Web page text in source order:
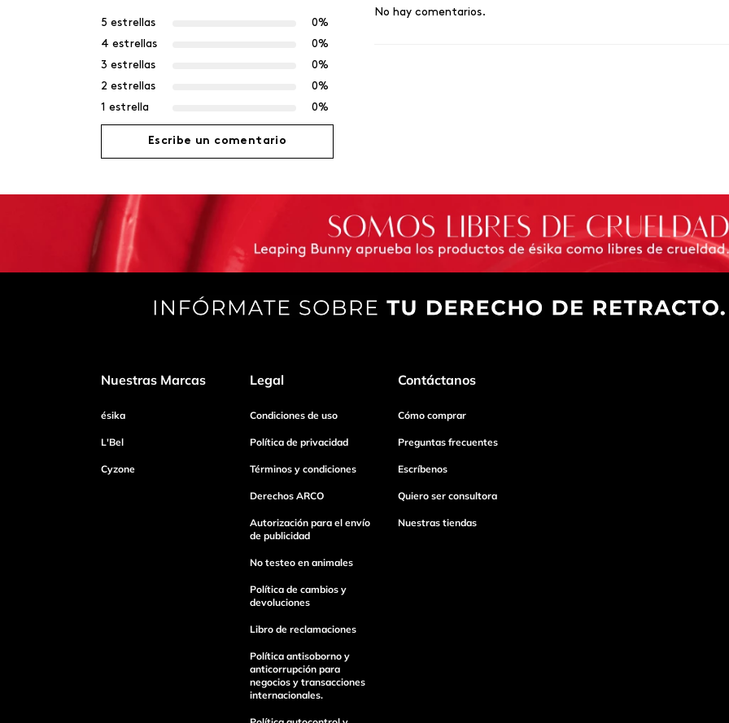
5 estrellas
0%
4 estrellas
0%
3 estrellas
0%
2 estrellas
0%
1 estrella
0%
Escribe un comentario
Agregar comentario
Título
Escribe un comentario
Enviar Comentario
No hay comentarios.
Nuestras Marcas
ésika
L'Bel
Cyzone
Legal
Condiciones de uso
Política de privacidad
Términos y condiciones
Derechos ARCO
Autorización para el envío
de publicidad
No testeo en animales
Política de cambios y
devoluciones
Libro de reclamaciones
Política antisoborno y
anticorrupción para
negocios y transacciones
internacionales.
Contáctanos
Cómo comprar
Preguntas frecuentes
Escríbenos
Quiero ser consultora
Nuestras tiendas